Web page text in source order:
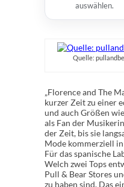
auswählen.
Quelle:
„Florence and The
kurzer Zeit zu einer
und auch Größen
als Fan der
der Zeit, bis sie
Mode kommerziell
Für das spanische
Welch zwei Tops
Pull & Bear Stores
zu haben sind. Das